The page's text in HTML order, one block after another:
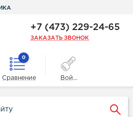
+7 (473) 229-24-65
ЗАКАЗАТЬ ЗВОНОК
0
Сравнение Войти